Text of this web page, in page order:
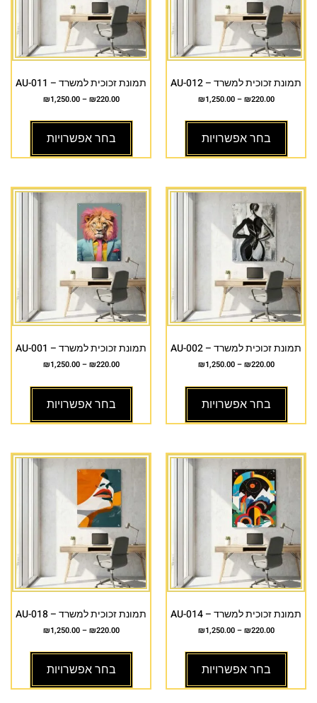
תמונת זכוכית למשרד – AU-012
₪220.00
–
₪1,250.00
בחר אפשרויות
תמונת זכוכית למשרד – AU-011
₪220.00
–
₪1,250.00
בחר אפשרויות
תמונת זכוכית למשרד – AU-002
₪220.00
–
₪1,250.00
בחר אפשרויות
תמונת זכוכית למשרד – AU-001
₪220.00
–
₪1,250.00
בחר אפשרויות
תמונת זכוכית למשרד – AU-014
₪220.00
–
₪1,250.00
בחר אפשרויות
תמונת זכוכית למשרד – AU-018
₪220.00
–
₪1,250.00
בחר אפשרויות